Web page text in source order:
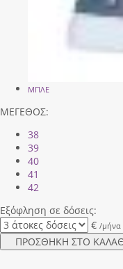
ΜΠΛΕ
ΜΕΓΕΘΟΣ:
38
39
40
41
42
Εξόφληση σε δόσεις:
€ /μήνα
ΠΡΟΣΘΗΚΗ ΣΤΟ